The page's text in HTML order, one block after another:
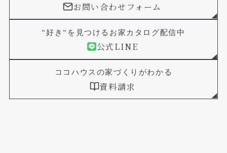
お問い合わせフォーム
”好き”を見つけるお家カタログ配信中
公式LINE
ココハウスの家づくりがわかる
資料請求